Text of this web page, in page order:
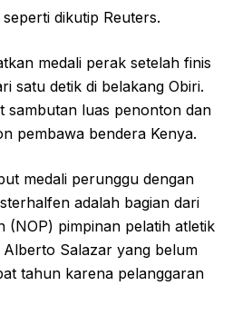
dikutip Reuters.
medali perak setelah finis
satu detik di belakang Obiri.
sambutan luas penonton dan
pembawa bendera Kenya.
medali perunggu dengan
adalah bagian dari
(NOP) pimpinan pelatih atletik
Salazar yang belum
tahun karena pelanggaran